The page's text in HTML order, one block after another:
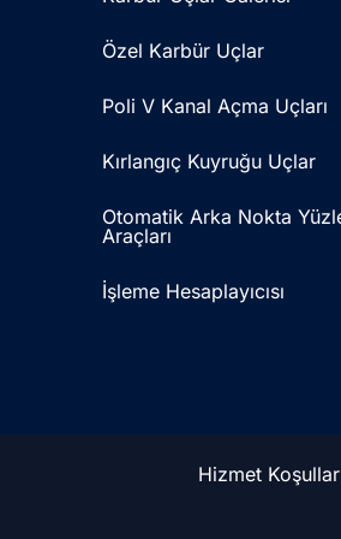
Özel Karbür Uçlar
Poli V Kanal Açma Uçları
Kırlangıç Kuyruğu Uçlar
Otomatik Arka Nokta
Araçları
İşleme Hesaplayıcısı
Hizmet